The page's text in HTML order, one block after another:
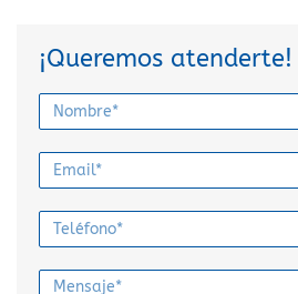
¡Queremos atenderte!